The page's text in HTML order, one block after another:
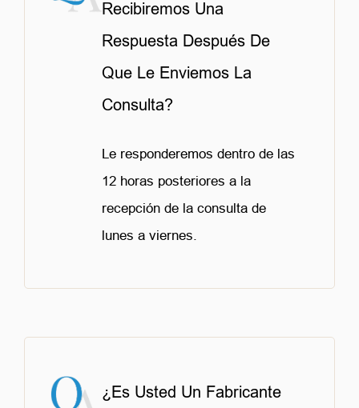
Recibiremos Una
Respuesta Después De
Que Le Enviemos La
Consulta?
Le responderemos dentro de las
12 horas posteriores a la
recepción de la consulta de
lunes a viernes.
¿Es Usted Un Fabricante